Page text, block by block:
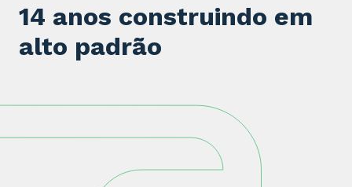
14 anos construindo em
alto padrão